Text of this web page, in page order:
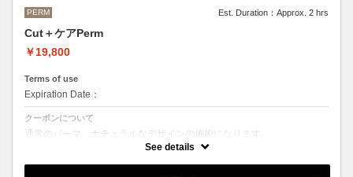
●髪の長さにより別途ロング料金を頂戴いたします。
PERM Est. Duration：Approx. 2 hrs
Cut＋ケアPerm
￥19,800
Terms of use
Expiration Date：
クーポンについて
通常のパーマ、ナチュラルなデザインの施術になります。
カット＋パーマ（税込17,600円）＋OLAPLEX（税込2,200円）
OLAPLEXを使うことでダメージを軽減させ、髪にツヤ、はりを与えま
See details